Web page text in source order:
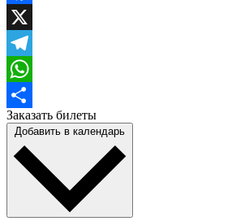
Facebook
X
Telegram
WhatsApp
Отправить
Заказать билеты